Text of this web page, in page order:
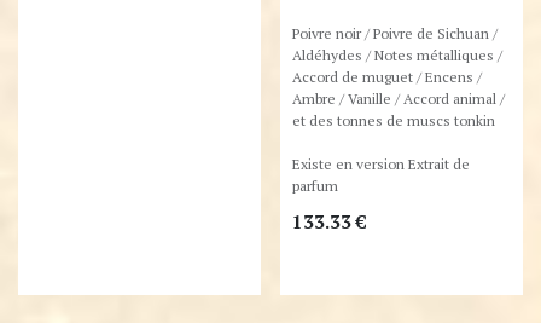
Poivre noir / Poivre de Sichuan /
Aldéhydes / Notes métalliques /
Accord de muguet / Encens /
Ambre / Vanille / Accord animal /
et des tonnes de muscs tonkin
Existe en version Extrait de
parfum
133.33€